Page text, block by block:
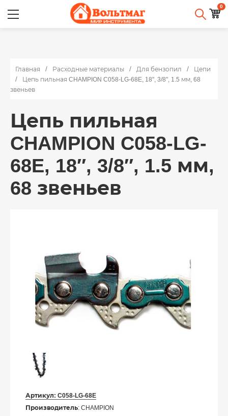
0
Главная Расходные материалы Для бензопил
Цепи
Цепь пильная CHAMPION C058-LG-68E, 18", 3/8", 1.5 мм, 68
звеньев
Цепь пильная
CHAMPION C058-LG-
68E, 18″, 3/8″, 1.5 мм,
68 звеньев
Артикул: C058-LG-68E
Производитель: CHAMPION